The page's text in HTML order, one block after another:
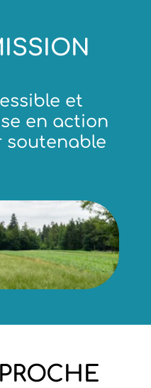
et
en action
soutenable